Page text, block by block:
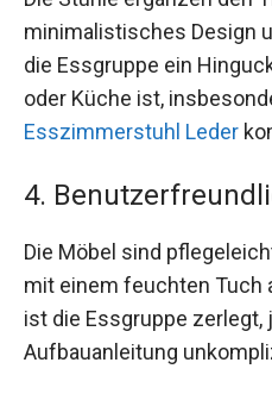
minimalistisches Design
die Essgruppe ein
oder Küche ist,
Esszimmerstuhl Leder
4.
Die Möbel sind
mit einem feuchten Tuch
ist die Essgruppe zerlegt,
Aufbauanleitung